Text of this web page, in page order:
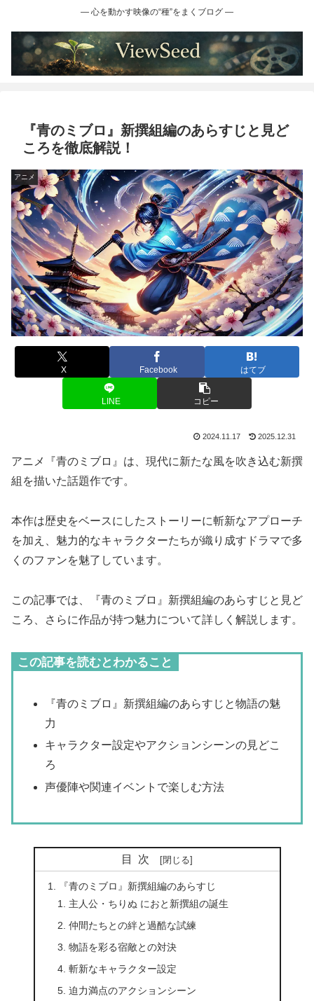
― 心を動かす映像の“種”をまくブログ ―
『青のミブロ』新撰組編のあらすじと見ど
ころを徹底解説！
アニメ
X Facebook はてブ
LINE コピー
2024.11.17 2025.12.31
アニメ『青のミブロ』は、現代に新たな風を吹き込む新撰
組を描いた話題作です。
本作は歴史をベースにしたストーリーに斬新なアプローチ
を加え、魅力的なキャラクターたちが織り成すドラマで多
くのファンを魅了しています。
この記事では、『青のミブロ』新撰組編のあらすじと見ど
ころ、さらに作品が持つ魅力について詳しく解説します。
この記事を読むとわかること
『青のミブロ』新撰組編のあらすじと物語の魅
力
キャラクター設定やアクションシーンの見どこ
ろ
声優陣や関連イベントで楽しむ方法
目次
『青のミブロ』新撰組編のあらすじ
主人公・ちりぬ におと新撰組の誕生
仲間たちとの絆と過酷な試練
物語を彩る宿敵との対決
斬新なキャラクター設定
迫力満点のアクションシーン